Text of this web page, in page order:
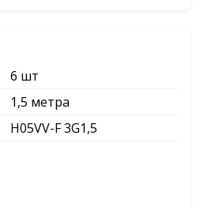
6 шт
1,5 метра
H05VV-F 3G1,5